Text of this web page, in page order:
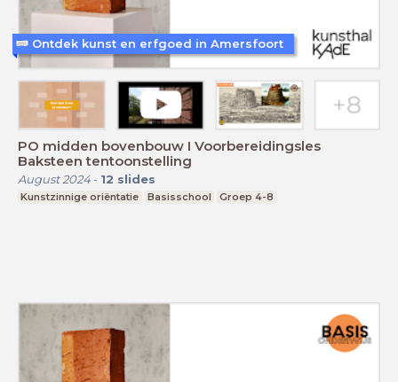
PO midden bovenbouw I Voorbereidingsles
Baksteen tentoonstelling
August 2024- 12 slides
Kunstzinnige oriëntatie Basisschool Groep 4-8
Ontdek kunst en erfgoed in Amersfoort